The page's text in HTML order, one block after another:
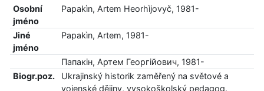
Osobní
jméno
Papakìn, Artem Heorhìjovyč, 1981-
Jiné
jméno
Papakìn, Artem, 1981-
Папакін, Артем Георгійович, 1981-
Biogr.poz.
Ukrajinský historik zaměřený na světové a
vojenské dějiny, vysokoškolský pedagog.